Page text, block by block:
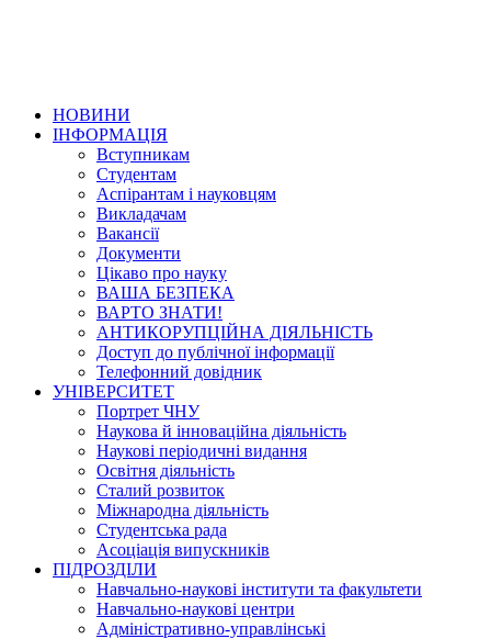
НОВИНИ
ІНФОРМАЦІЯ
Вступникам
Студентам
Аспірантам і науковцям
Викладачам
Вакансії
Документи
Цікаво про науку
ВАША БЕЗПЕКА
ВАРТО ЗНАТИ!
АНТИКОРУПЦІЙНА ДІЯЛЬНІСТЬ
Доступ до публічної інформації
Телефонний довідник
УНІВЕРСИТЕТ
Портрет ЧНУ
Наукова й інноваційна діяльність
Наукові періодичні видання
Освітня діяльність
Сталий розвиток
Міжнародна діяльність
Студентська рада
Асоціація випускників
ПІДРОЗДІЛИ
Навчально-наукові інститути та факультети
Навчально-наукові центри
Адміністративно-управлінські